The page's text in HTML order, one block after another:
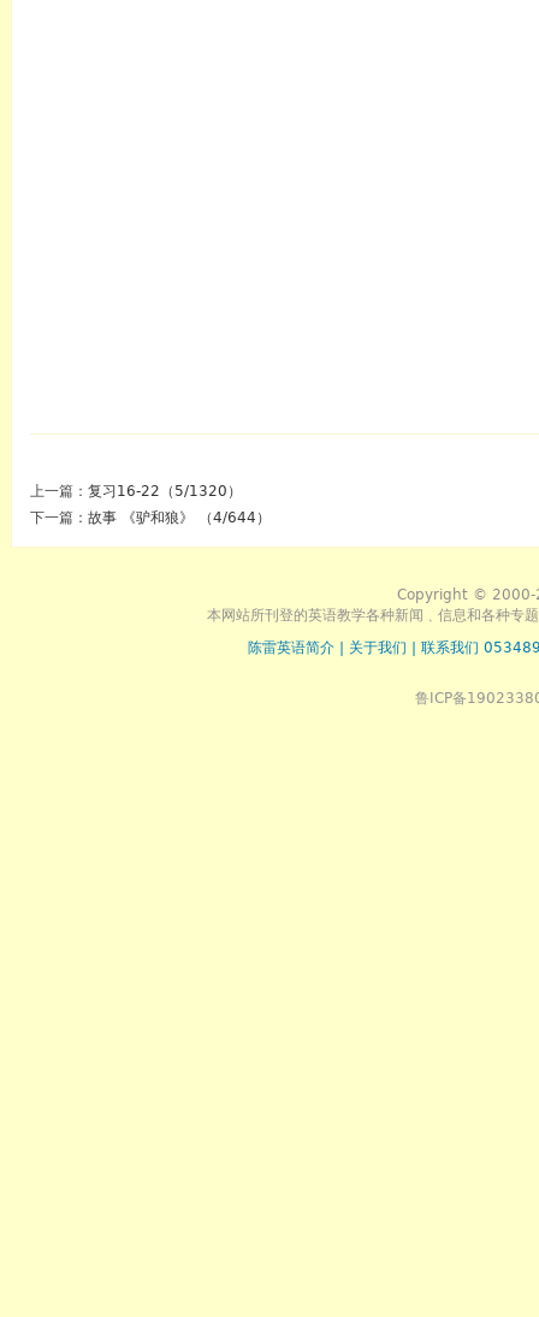
上一篇： 复习16-22（5/1320）
下一篇： 故事 《驴和狼》 （4/644）
Copyright © 2000-
本网站所刊登的英语教学各种新闻﹑信息和各种专
陈雷英语简介
关于我们 联系我们
鲁ICP备